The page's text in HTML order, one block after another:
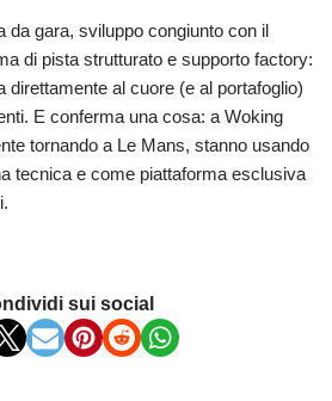
da gara, sviluppo congiunto con il
di pista strutturato e supporto factory:
direttamente al cuore (e al portafoglio)
E conferma una cosa: a Woking
tornando a Le Mans, stanno usando
tecnica e come piattaforma esclusiva
sui social